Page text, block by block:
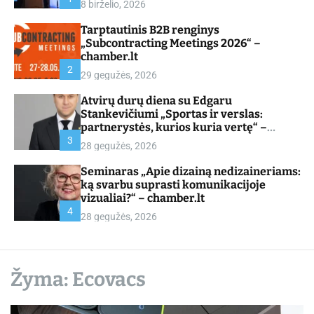
8 birželio, 2026
2
Tarptautinis B2B renginys
„Subcontracting Meetings 2026“ –
chamber.lt
29 gegužės, 2026
3
Atvirų durų diena su Edgaru
Stankevičiumi „Sportas ir verslas:
partnerystės, kurios kuria vertę“ –
chamber.lt
28 gegužės, 2026
4
Seminaras „Apie dizainą nedizaineriams:
ką svarbu suprasti komunikacijoje
vizualiai?“ – chamber.lt
28 gegužės, 2026
Žyma: Ecovacs